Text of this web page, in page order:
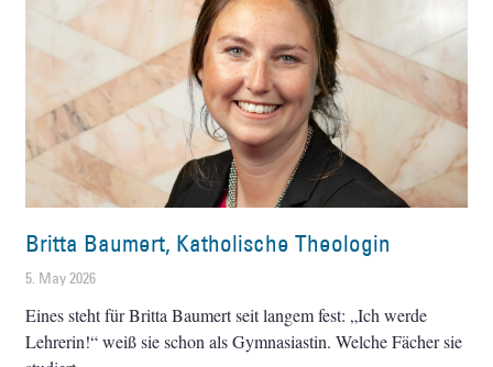
Britta Baumert, Katholische Theologin
5. May 2026
Eines steht für Britta Baumert seit langem fest: „Ich werde
Lehrerin!“ weiß sie schon als Gymnasiastin. Welche Fächer sie